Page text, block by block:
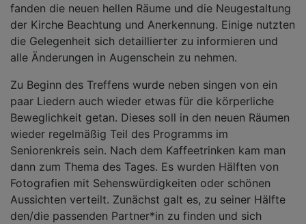
fanden die neuen hellen Räume und die Neugestaltung
der Kirche Beachtung und Anerkennung. Einige nutzten
die Gelegenheit sich detaillierter zu informieren und
alle Änderungen in Augenschein zu nehmen.
Zu Beginn des Treffens wurde neben singen von ein
paar Liedern auch wieder etwas für die körperliche
Beweglichkeit getan. Dieses soll in den neuen Räumen
wieder regelmäßig Teil des Programms im
Seniorenkreis sein. Nach dem Kaffeetrinken kam man
dann zum Thema des Tages. Es wurden Hälften von
Fotografien mit Sehenswürdigkeiten oder schönen
Aussichten verteilt. Zunächst galt es, zu seiner Hälfte
den/die passenden Partner*in zu finden und sich